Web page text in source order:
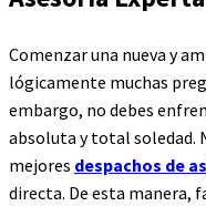
Comenzar una nueva y
lógicamente muchas
embargo, no debes
absoluta y total soledad.
mejores despachos de
directa. De esta manera,